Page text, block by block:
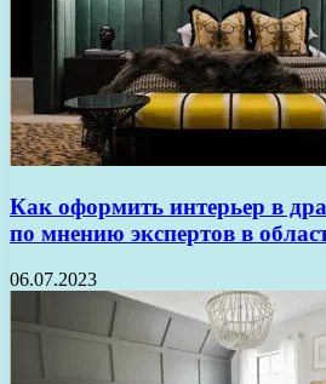
Как оформить интерьер в
по мнению экспертов в
06.07.2023